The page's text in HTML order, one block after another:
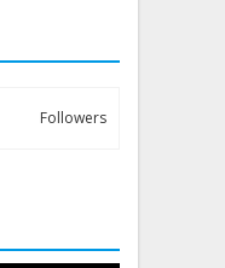
Followers